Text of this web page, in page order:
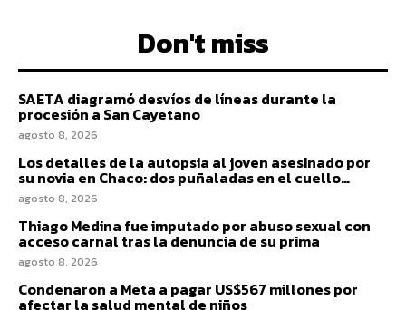
Don't miss
SAETA diagramó desvíos de líneas durante la
procesión a San Cayetano
agosto 8, 2026
Los detalles de la autopsia al joven asesinado por
su novia en Chaco: dos puñaladas en el cuello…
agosto 8, 2026
Thiago Medina fue imputado por abuso sexual con
acceso carnal tras la denuncia de su prima
agosto 8, 2026
Condenaron a Meta a pagar US$567 millones por
afectar la salud mental de niños